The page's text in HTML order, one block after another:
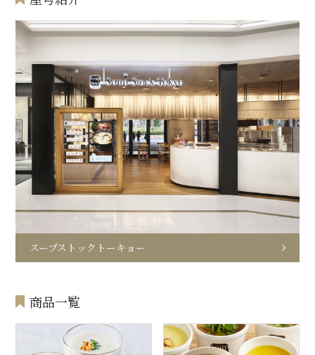
スープストックトーキョー
商品一覧